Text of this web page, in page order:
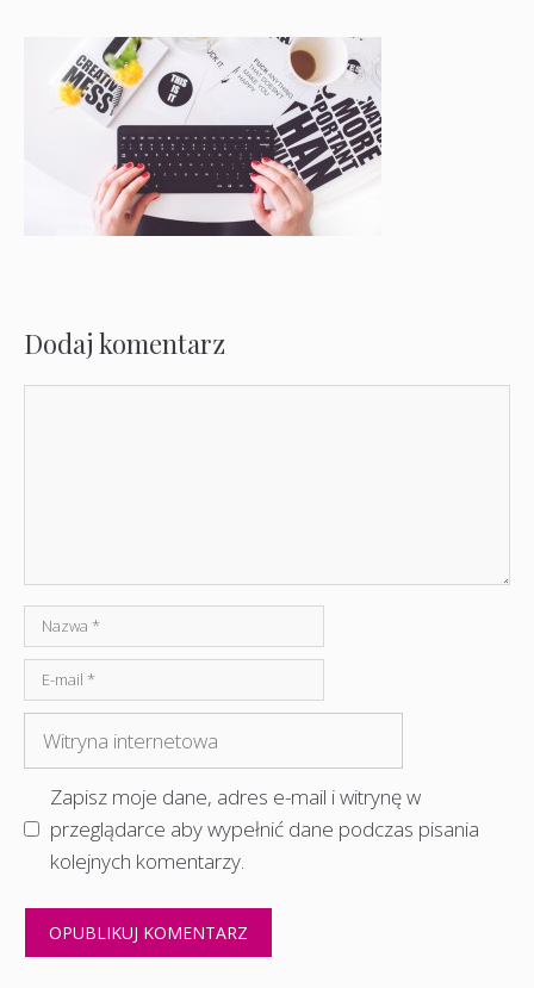
Dodaj komentarz
Nazwa
mail
internetowa
Zapisz moje dane, adres e-mail i witrynę w
przeglądarce aby wypełnić dane podczas pisania
kolejnych komentarzy.